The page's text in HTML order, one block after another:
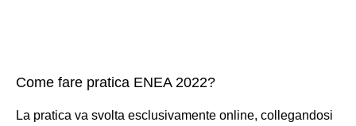
Come fare pratica ENEA 2022?
La pratica va svolta esclusivamente online, collegandosi